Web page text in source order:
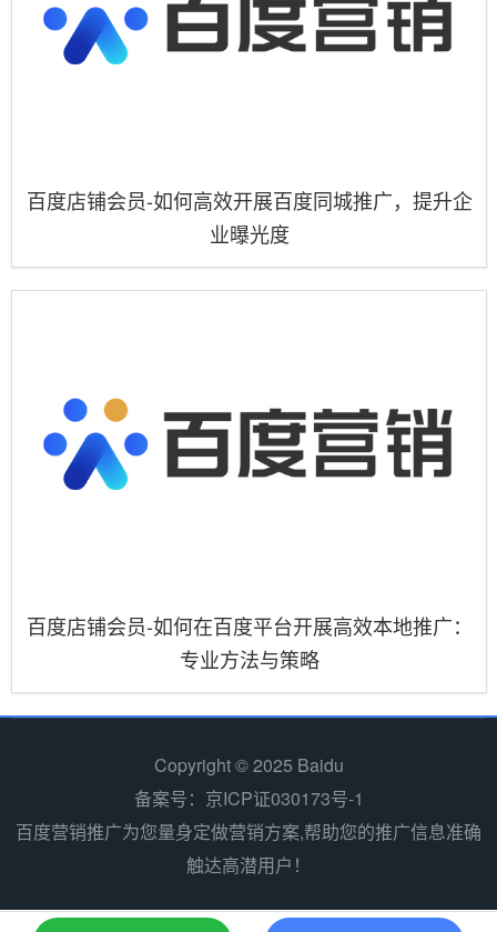
百度店铺会员-如何高效开展百度同城推广，提升企
业曝光度
百度店铺会员-如何在百度平台开展高效本地推广：
专业方法与策略
Copyright © 2025 Baidu
备案号：京ICP证030173号-1
百度营销推广为您量身定做营销方案,帮助您的推广信息准确
触达高潜用户！